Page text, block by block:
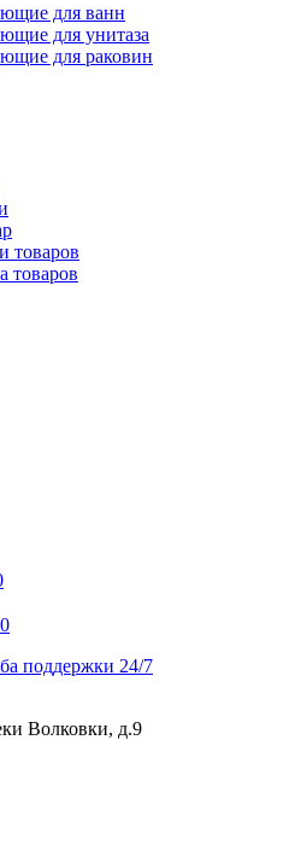
для ванн
для унитаза
для раковин
товаров
товаров
0
поддержки 24/7
Волковки, д.9